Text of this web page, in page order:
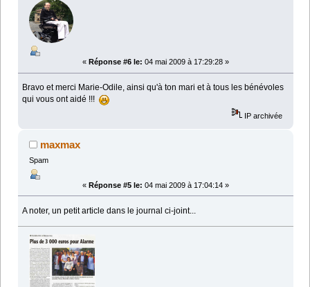
« Réponse #6 le: 04 mai 2009 à 17:29:28 »
Bravo et merci Marie-Odile, ainsi qu'à ton mari et à tous les bénévoles
qui vous ont aidé !!!
IP archivée
maxmax
Spam
« Réponse #5 le: 04 mai 2009 à 17:04:14 »
A noter, un petit article dans le journal ci-joint...